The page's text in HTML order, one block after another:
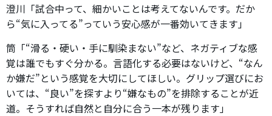
澄川「試合中って、細かいことは考えてないんです。だか
ら“気に入ってる”っていう安心感が一番効いてきます」
筒「“滑る・硬い・手に馴染まない”など、ネガティブな感
覚は誰でもすぐ分かる。言語化する必要はないけど、“なん
か嫌だ”という感覚を大切にしてほしい。グリップ選びにお
いては、“良い”を探すより“嫌なもの”を排除することが近
道。そうすれば自然と自分に合う一本が残ります」